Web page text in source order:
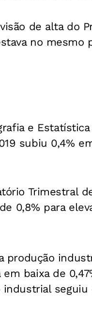
de alta do
no mesmo
e Estatística
subiu 0,4%
Trimestral
0,8% para
produção
baixa de
seguiu